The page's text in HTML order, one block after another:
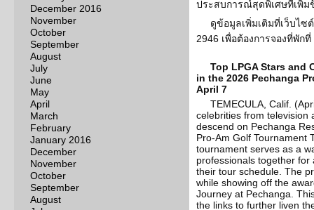
December 2016
November
October
September
August
July
June
May
April
March
February
January 2016
December
November
October
September
August
ประสบการณ์สุดพิเศษที่เพิ่ม
ดูข้อมูลเพิ่มเติมที่เว็บไซ
2946 เพื่อต้องการจองที่พัก
Top LPGA Stars and
in the 2026 Pechanga
April 7
TEMECULA, Calif.
celebrities from television
descend on Pechanga
Pro-Am Golf Tournament
tournament serves as a
professionals together
their tour schedule. The
while showing off the
Journey at Pechanga.
the links to further liven